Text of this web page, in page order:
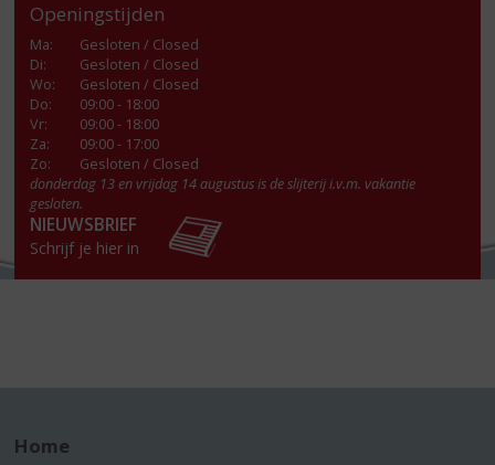
Openingstijden
Ma:
Gesloten / Closed
Di:
Gesloten / Closed
Wo:
Gesloten / Closed
Do:
09:00 - 18:00
Vr:
09:00 - 18:00
Za:
09:00 - 17:00
Zo:
Gesloten / Closed
donderdag 13 en vrijdag 14 augustus is de slijterij i.v.m. vakantie
gesloten.
NIEUWSBRIEF
Schrijf je hier in
Home